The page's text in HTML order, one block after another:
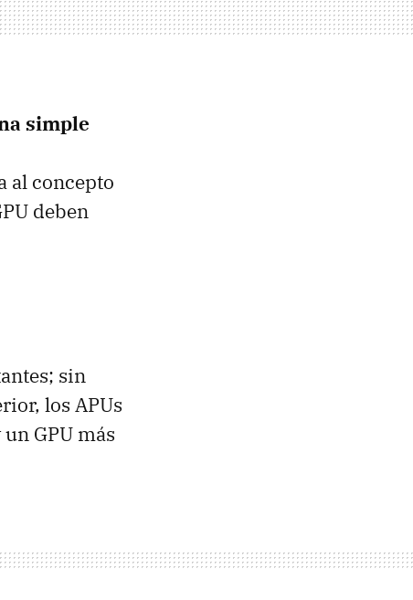
simple
al concepto
deben
sin
los APUs
GPU más